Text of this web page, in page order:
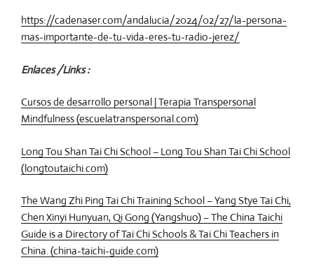
https://cadenaser.com/andalucia/2024/02/27/la-persona-
mas-importante-de-tu-vida-eres-tu-radio-jerez/
Enlaces /Links :
Cursos de desarrollo personal | Terapia Transpersonal
Mindfulness (escuelatranspersonal.com)
Long Tou Shan Tai Chi School – Long Tou Shan Tai Chi School
(longtoutaichi.com)
The Wang Zhi Ping Tai Chi Training School – Yang Stye Tai Chi,
Chen Xinyi Hunyuan, Qi Gong (Yangshuo) – The China Taichi
Guide is a Directory of Tai Chi Schools & Tai Chi Teachers in
China. (china-taichi-guide.com)